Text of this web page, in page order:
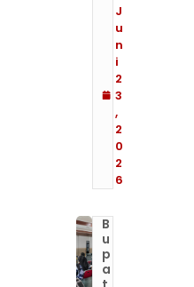
J
u
n
i
2
3
,
2
0
2
6
B
u
p
a